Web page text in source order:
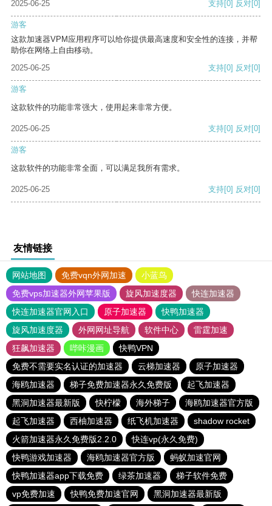
2025-06-25
支持[0] 反对[0]
游客
这款加速器VPM应用程序可以给你提供最高速度和安全性的连接，并帮
助你在网络上自由移动。
2025-06-25
支持[0] 反对[0]
游客
这款软件的功能非常强大，使用起来非常方便。
2025-06-25 支持[0] 反对[0]
游客
这款软件的功能非常全面，可以满足我所有需求。
2025-06-25 支持[0] 反对[0]
友情链接
网站地图 免费vqn外网加速
小蓝鸟
免费vps加速器外网苹果版
旋风加速度器
快连加速器
快连加速器官网入口
原子加速器
快鸭加速器
旋风加速度器
外网网址导航 软件中心
雷霆加速
狂飙加速器
哔咔漫画
快鸭VPN
免费不需要实名认证的加速器
云梯加速器
原子加速器
海鸥加速器
梯子免费加速器永久免费版
起飞加速器
黑洞加速器最新版
快柠檬 海外梯子
海鸥加速器官方版
起飞加速器
西柚加速器 纸飞机加速器
shadow rocket
火箭加速器永久免费版2.2.0
快连vp(永久免费)
快鸭游戏加速器
海鸥加速器官方版
蚂蚁加速官网
快鸭加速器app下载免费
绿茶加速器
梯子软件免费
vp免费加速
快鸭免费加速官网 黑洞加速器最新版